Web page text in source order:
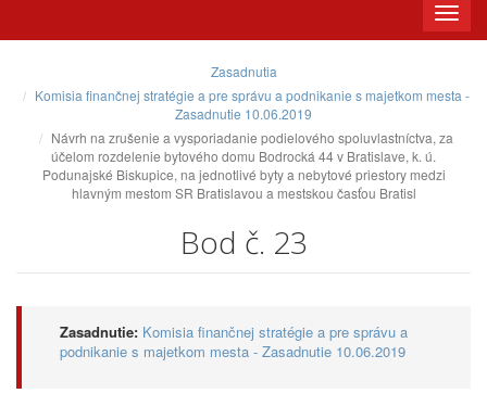
Toggle
Zasadnutia
Komisia finančnej stratégie a pre správu a podnikanie s majetkom mesta -
Zasadnutie 10.06.2019
Návrh na zrušenie a vysporiadanie podielového spoluvlastníctva, za
účelom rozdelenie bytového domu Bodrocká 44 v Bratislave, k. ú.
Podunajské Biskupice, na jednotlivé byty a nebytové priestory medzi
hlavným mestom SR Bratislavou a mestskou časťou Bratisl
Bod č. 23
Zasadnutie: Komisia finančnej stratégie a pre správu a
podnikanie s majetkom mesta - Zasadnutie 10.06.2019